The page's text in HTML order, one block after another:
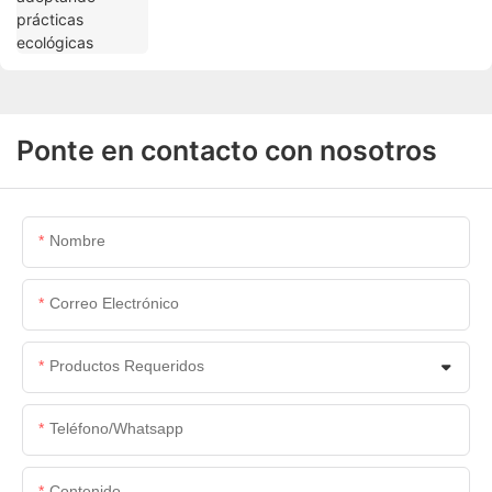
Ponte en contacto con nosotros
Nombre
Correo Electrónico
Productos Requeridos
Teléfono/whatsapp